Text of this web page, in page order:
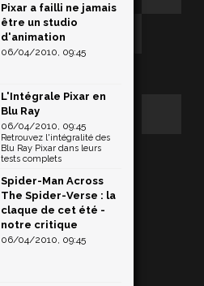
Pixar a failli ne jamais
être un studio
d'animation
06/04/2010, 09:45
L'Intégrale Pixar en
Blu Ray
06/04/2010, 09:45
Retrouvez l'intégralité des
Blu Ray Pixar dans leurs
tests complets
Spider-Man Across
The Spider-Verse : la
claque de cet été -
notre critique
06/04/2010, 09:45